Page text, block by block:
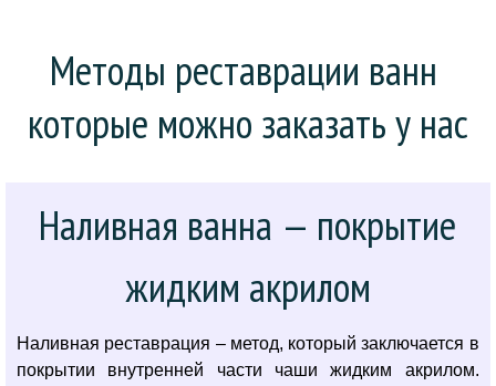
Методы реставрации ванн
которые можно заказать у нас
Наливная ванна — покрытие
жидким акрилом
Наливная реставрация – метод, который заключается в
покрытии внутренней части чаши жидким акрилом.